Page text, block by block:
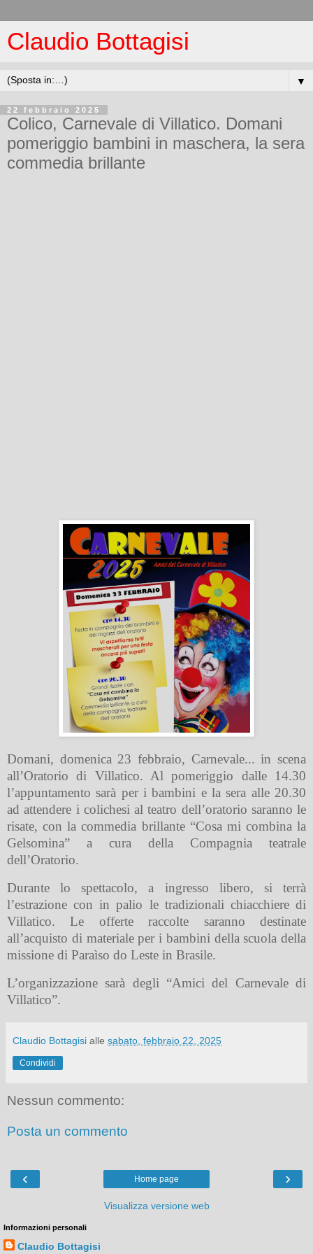
Claudio Bottagisi
▼
22 febbraio 2025
Colico, Carnevale di Villatico. Domani
pomeriggio bambini in maschera, la sera
commedia brillante
Domani, domenica 23 febbraio, Carnevale... in scena
all’Oratorio di Villatico. Al pomeriggio dalle 14.30
l’appuntamento sarà per i bambini e la sera alle 20.30
ad attendere i colichesi al teatro dell’oratorio saranno le
risate, con la commedia brillante “Cosa mi combina la
Gelsomina” a cura della Compagnia teatrale
dell’Oratorio.
Durante lo spettacolo, a ingresso libero, si terrà
l’estrazione con in palio le tradizionali chiacchiere di
Villatico. Le offerte raccolte saranno destinate
all’acquisto di materiale per i bambini della scuola della
missione di Paraìso do Leste in Brasile.
L’organizzazione sarà degli “Amici del Carnevale di
Villatico”.
Claudio Bottagisi alle sabato, febbraio 22, 2025
Condividi
Nessun commento:
Posta un commento
‹ ›
Home page
Visualizza versione web
Informazioni personali
Claudio Bottagisi